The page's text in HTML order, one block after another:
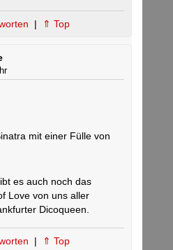
| ⇑ Top
mit einer Fülle von
es auch noch das
Love von uns aller
Dicoqueen.
| ⇑ Top